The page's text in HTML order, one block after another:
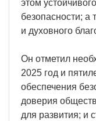
этом
безопасности; а
и духовного
Он отметил
2025 год и
обеспечения
доверия
для развития; и